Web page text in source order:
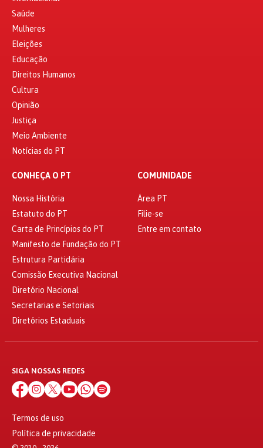
Saúde
Mulheres
Eleições
Educação
Direitos Humanos
Cultura
Opinião
Justiça
Meio Ambiente
Notícias do PT
CONHEÇA O PT
Nossa História
Estatuto do PT
Carta de Princípios do PT
Manifesto de Fundação do PT
Estrutura Partidária
Comissão Executiva Nacional
Diretório Nacional
Secretarias e Setoriais
Diretórios Estaduais
COMUNIDADE
Área PT
Filie-se
Entre em contato
SIGA NOSSAS REDES
Termos de uso
Política de privacidade